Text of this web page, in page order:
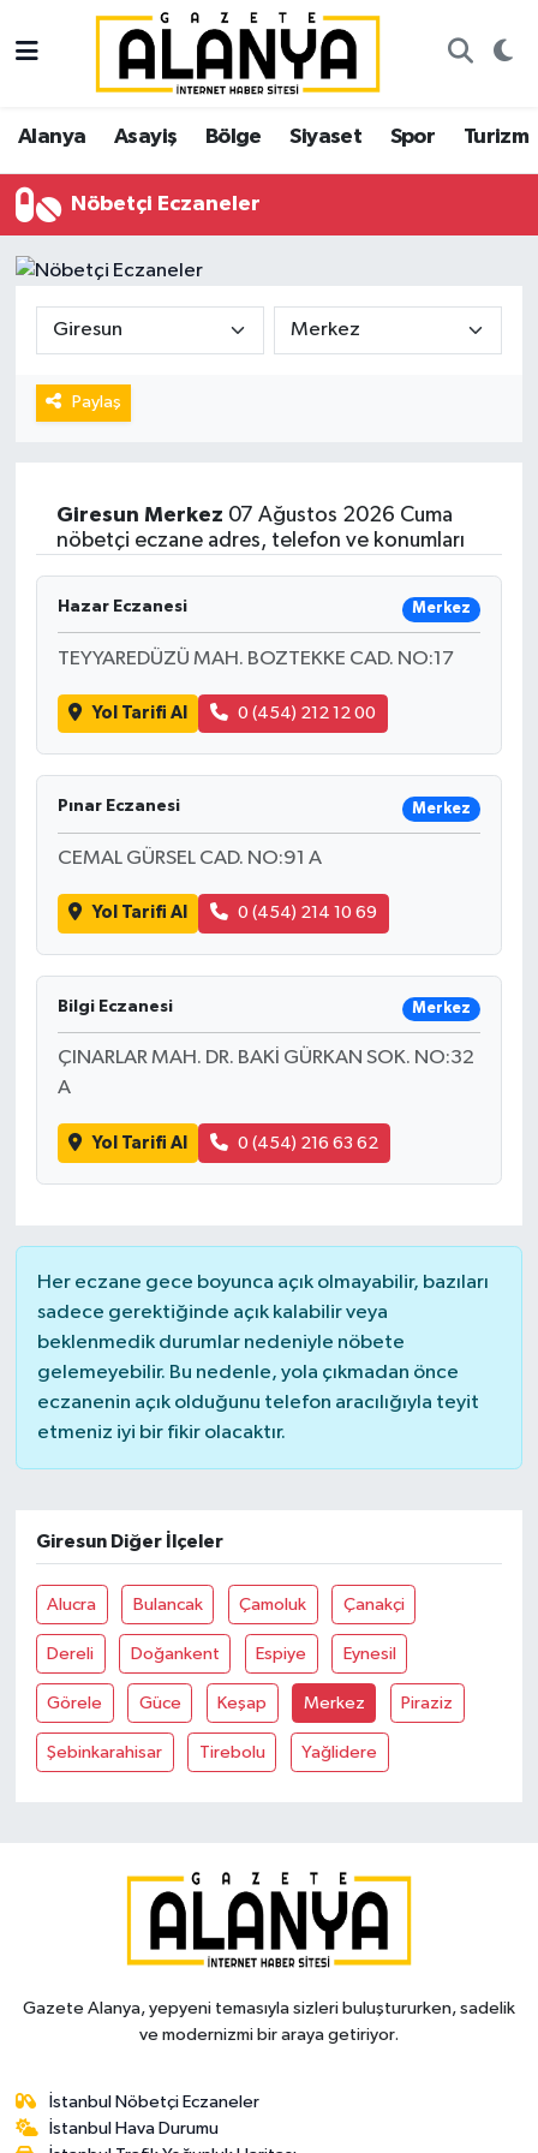
Alanya Asayiş Bölge Siyaset Spor Turizm
Nöbetçi Eczaneler
Paylaş
Giresun Merkez 07 Ağustos 2026 Cuma
nöbetçi eczane adres, telefon ve konumları
Hazar Eczanesi Merkez
TEYYAREDÜZÜ MAH. BOZTEKKE CAD. NO:17
Yol Tarifi Al 0 (454) 212 12 00
Pınar Eczanesi Merkez
CEMAL GÜRSEL CAD. NO:91 A
Yol Tarifi Al 0 (454) 214 10 69
Bilgi Eczanesi Merkez
ÇINARLAR MAH. DR. BAKİ GÜRKAN SOK. NO:32
A
Yol Tarifi Al 0 (454) 216 63 62
Her eczane gece boyunca açık olmayabilir, bazıları
sadece gerektiğinde açık kalabilir veya
beklenmedik durumlar nedeniyle nöbete
gelemeyebilir. Bu nedenle, yola çıkmadan önce
eczanenin açık olduğunu telefon aracılığıyla teyit
etmeniz iyi bir fikir olacaktır.
Giresun Diğer İlçeler
Alucra Bulancak Çamoluk Çanakçi
Dereli Doğankent Espiye Eynesil
Görele Güce Keşap Merkez Piraziz
Şebinkarahisar Tirebolu Yağlidere
Gazete Alanya, yepyeni temasıyla sizleri buluştururken, sadelik
ve modernizmi bir araya getiriyor.
İstanbul Nöbetçi Eczaneler
İstanbul Hava Durumu
Alanya
Asayiş
Bölge
Siyaset
Spor
Turizm
Gazipaşa
İstanbul Nöbetçi Eczaneler
İstanbul Hava Durumu
İstanbul Trafik Yoğunluk Haritası
Süper Lig Puan Durumu ve Fikstür
Tüm Manşetler
Son Dakika Haberleri